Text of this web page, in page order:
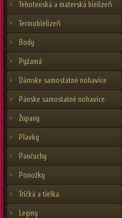
Tehotenská a materská bielizeň
Termobielizeň
Body
Pyžamá
Dámske samostatné nohavice
Pánske samostatné nohavice
Župany
Plavky
Pančuchy
Ponožky
Tričká a tielka
Legíny